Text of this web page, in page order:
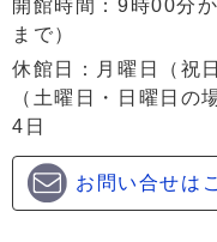
開館時間：9時00分
まで）
休館日：月曜日（祝
（土曜日・日曜日の
4日
お問い合せは